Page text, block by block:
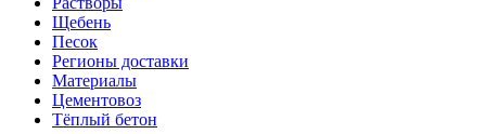
Щебень
Песок
Регионы доставки
Материалы
Цементовоз
Тёплый бетон